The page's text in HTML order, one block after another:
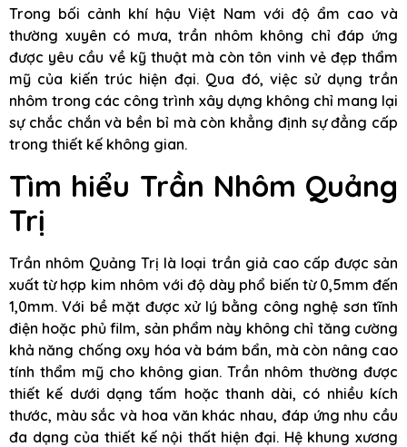
Trong bối cảnh khí hậu Việt Nam với độ ẩm cao và
thường xuyên có mưa, trần nhôm không chỉ đáp ứng
được yêu cầu về kỹ thuật mà còn tôn vinh vẻ đẹp thẩm
mỹ của kiến trúc hiện đại. Qua đó, việc sử dụng trần
nhôm trong các công trình xây dựng không chỉ mang lại
sự chắc chắn và bền bỉ mà còn khẳng định sự đẳng cấp
trong thiết kế không gian.
Tìm hiểu Trần Nhôm Quảng
Trị
Trần nhôm Quảng Trị là loại trần giả cao cấp được sản
xuất từ hợp kim nhôm với độ dày phổ biến từ 0,5mm đến
1,0mm. Với bề mặt được xử lý bằng công nghệ sơn tĩnh
điện hoặc phủ film, sản phẩm này không chỉ tăng cường
khả năng chống oxy hóa và bám bẩn, mà còn nâng cao
tính thẩm mỹ cho không gian. Trần nhôm thường được
thiết kế dưới dạng tấm hoặc thanh dài, có nhiều kích
thước, màu sắc và hoa văn khác nhau, đáp ứng nhu cầu
đa dạng của thiết kế nội thất hiện đại. Hệ khung xương